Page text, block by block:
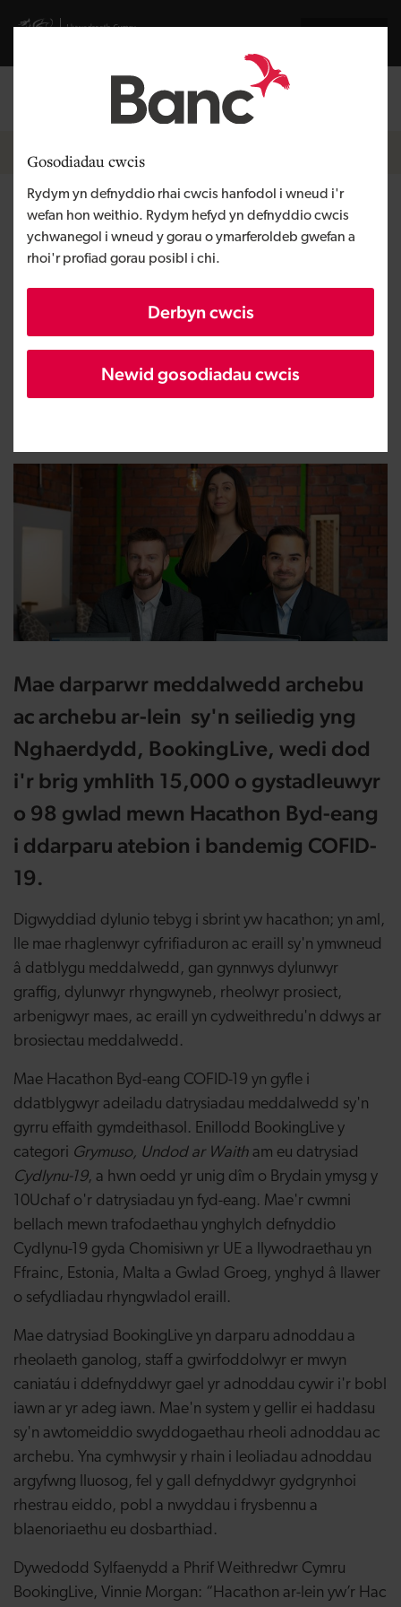
Gosodiadau cwcis
Rydym yn defnyddio rhai cwcis hanfodol i wneud i'r
wefan hon weithio. Rydym hefyd yn defnyddio cwcis
ychwanegol i wneud y gorau o ymarferoldeb gwefan a
rhoi'r profiad gorau posibl i chi.
Derbyn cwcis
Newid gosodiadau cwcis
Visit gov.wales website
Mewngofnodi
Breadcrumb
Newyddion
BookingLive yn ennill gwobr
hacio COFID-19 byd-eang
Wedi ei gyhoeddi:
22/04/2020
Mae darparwr meddalwedd archebu
ac archebu ar-lein sy'n seiliedig yng
Nghaerdydd, BookingLive, wedi dod
i'r brig ymhlith 15,000 o gystadleuwyr
o 98 gwlad mewn Hacathon Byd-eang
i ddarparu atebion i bandemig COFID-
19.
Digwyddiad dylunio tebyg i sbrint yw hacathon; yn aml,
lle mae rhaglenwyr cyfrifiaduron ac eraill sy'n ymwneud
â datblygu meddalwedd, gan gynnwys dylunwyr
graffig, dylunwyr rhyngwyneb, rheolwyr prosiect,
arbenigwyr maes, ac eraill yn cydweithredu'n ddwys ar
brosiectau meddalwedd.
Mae Hacathon Byd-eang COFID-19 yn gyfle i
ddatblygwyr adeiladu datrysiadau meddalwedd sy'n
gyrru effaith gymdeithasol. Enillodd BookingLive y
categori Grymuso, Undod ar Waith am eu datrysiad
Cydlynu-19, a hwn oedd yr unig dîm o Brydain ymysg y
10Uchaf o'r datrysiadau yn fyd-eang. Mae'r cwmni
bellach mewn trafodaethau ynghylch defnyddio
Cydlynu-19 gyda Chomisiwn yr UE a llywodraethau yn
Ffrainc, Estonia, Malta a Gwlad Groeg, ynghyd â llawer
o sefydliadau rhyngwladol eraill.
Mae datrysiad BookingLive yn darparu adnoddau a
rheolaeth ganolog, staff a gwirfoddolwyr er mwyn
caniatáu i ddefnyddwyr gael yr adnoddau cywir i'r bobl
iawn ar yr adeg iawn. Mae'n system y gellir ei haddasu
sy'n awtomeiddio swyddogaethau rheoli adnoddau ac
archebu. Yna cymhwysir y rhain i leoliadau adnoddau
argyfwng lluosog, fel y gall defnyddwyr gydgrynhoi
rhestrau eiddo, pobl a nwyddau i frysbennu a
blaenoriaethu eu dosbarthiad.
Dywedodd Sylfaenydd a Phrif Weithredwr Cymru
BookingLive, Vinnie Morgan: “Hacathon ar-lein yw’r Hac